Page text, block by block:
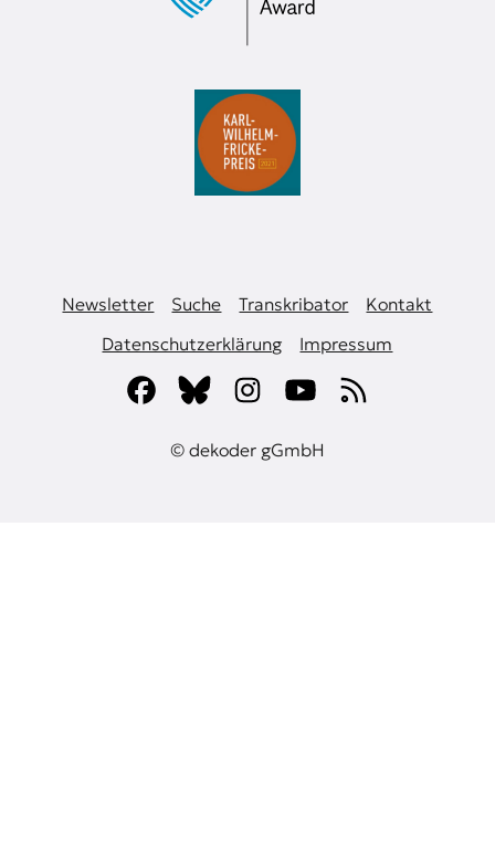
Newsletter Suche Transkribator
Kontakt
Datenschutzerklärung
Impressum
© dekoder gGmbH